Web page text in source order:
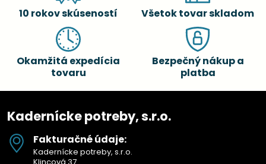
10 rokov skúseností Všetok tovar skladom
Okamžitá expedícia
tovaru
Bezpečný nákup a
platba
Kadernícke potreby, s.r.o.
Fakturačné údaje:
Kadernícke potreby, s.r.o.